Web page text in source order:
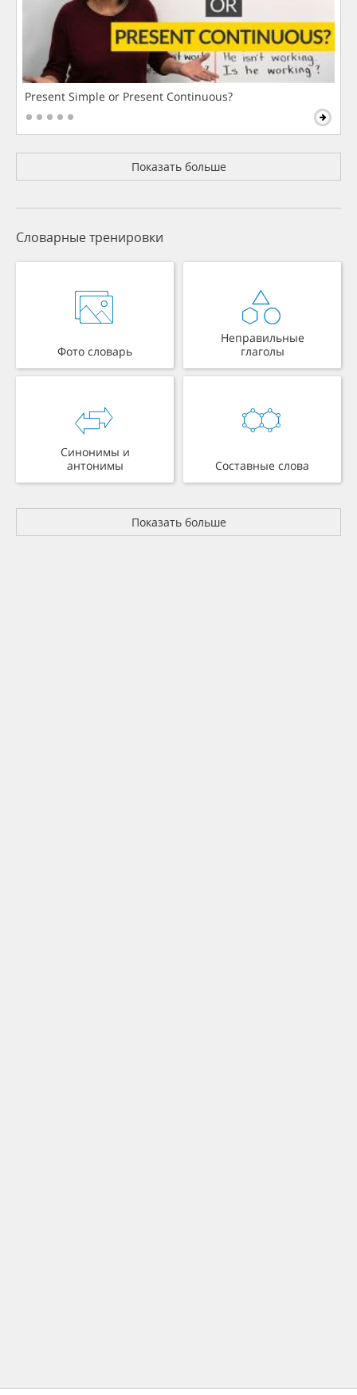
Present Simple or Present Continuous?
Показать больше
Словарные тренировки
Фото словарь
Неправильные
глаголы
Синонимы и
антонимы
Составные слова
Показать больше